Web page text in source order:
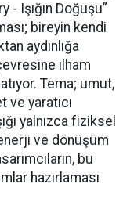
- Işığın Doğuşu”
bireyin kendi
aydınlığa
ilham
Tema; umut,
yaratıcı
yalnızca fiziksel
ve dönüşüm
bu
hazırlaması